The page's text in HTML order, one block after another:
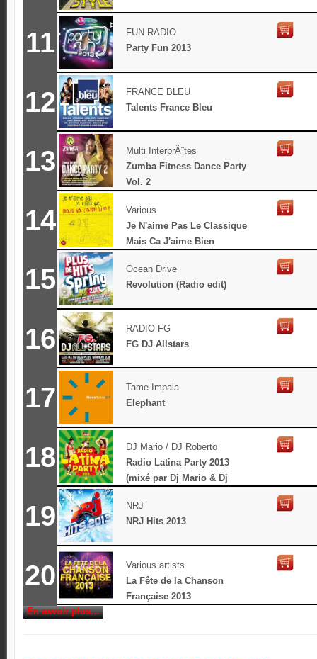
11
FUN RADIO
Party Fun 2013
12
FRANCE BLEU
Talents France Bleu
13
Multi InterprÃ¨tes
Zumba Fitness Dance Party
Vol. 2
14
Various
Je N'aime Pas Le Classique
Mais Ca J'aime Bien
15
Ocean Drive
Revolution (Radio edit)
16
RADIO FG
FG DJ Allstars
17
Tame Impala
Elephant
18
DJ Mario / DJ Roberto
Radio Latina Party 2013
(mixé par Dj Mario & Dj
19
NRJ
NRJ Hits 2013
20
Various artists
La Fête de la Chanson
Française 2013
En savoir plus...